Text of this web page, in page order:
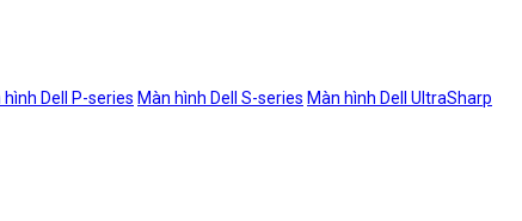
hình Dell P-series Màn hình Dell S-series Màn hình Dell UltraSharp